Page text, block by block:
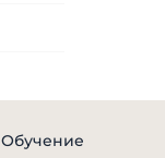
Обучение